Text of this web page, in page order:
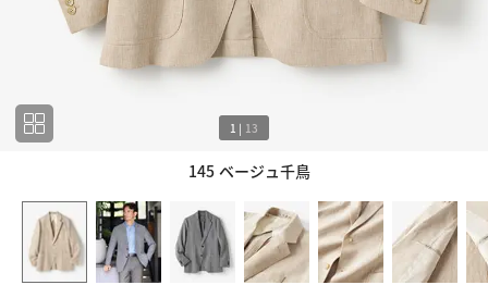
145 ベージュ千鳥
1 | 13